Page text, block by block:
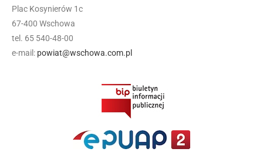
Plac Kosynierów 1c
67-400 Wschowa
tel. 65 540-48-00
e-mail: powiat@wschowa.com.pl